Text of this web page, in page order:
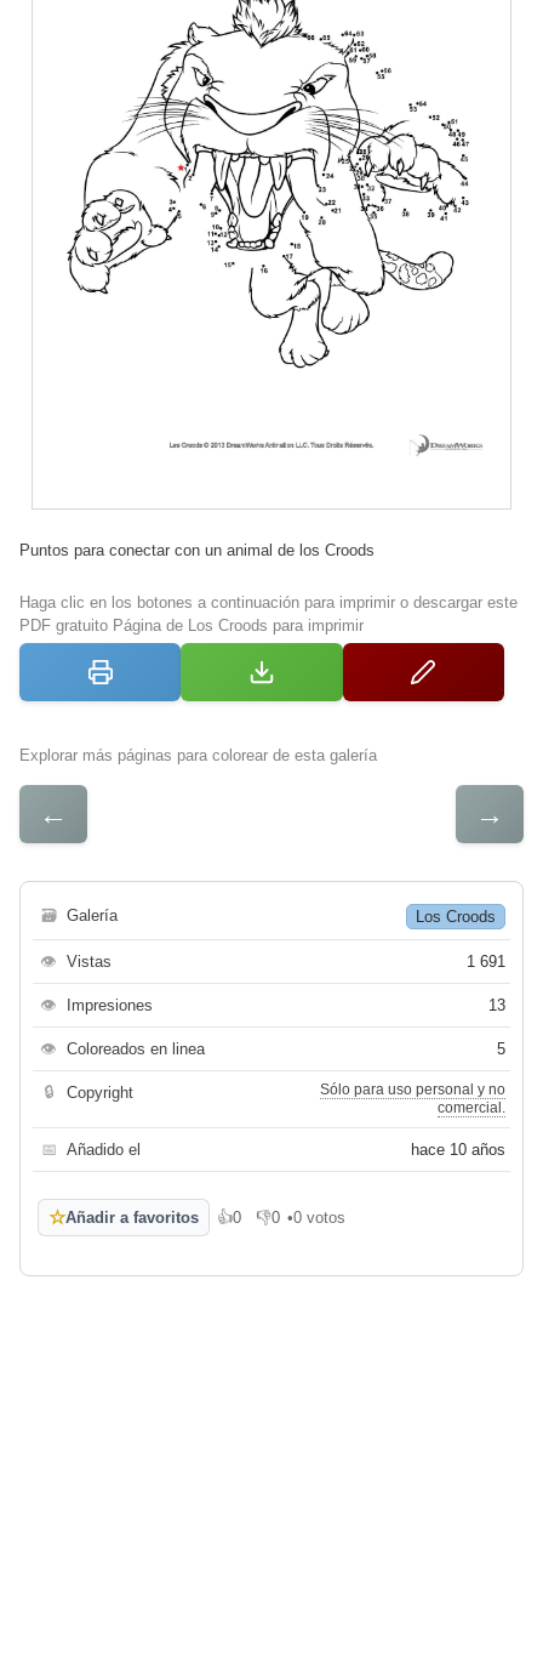
Puntos para conectar con un animal de los Croods
Haga clic en los botones a continuación para imprimir o descargar este
PDF gratuito Página de Los Croods para imprimir
Explorar más páginas para colorear de esta galería
← →
🗃 Galería Los Croods
👁 Vistas 1 691
👁 Impresiones 13
👁 Coloreados en linea 5
🔒 Copyright
Sólo para uso personal y no
comercial.
📅 Añadido el hace 10 años
☆Añadir a favoritos 👍0
Me gusta
👎0
No me gusta
•0 votos